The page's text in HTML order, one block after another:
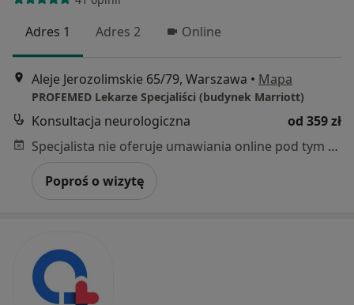
Adres 1 Adres 2 Online
Aleje Jerozolimskie 65/79, Warszawa • Mapa
PROFEMED Lekarze Specjaliści (budynek Marriott)
Konsultacja neurologiczna
od 359 zł
Specjalista nie oferuje umawiania online pod tym adresem.
Poproś o wizytę